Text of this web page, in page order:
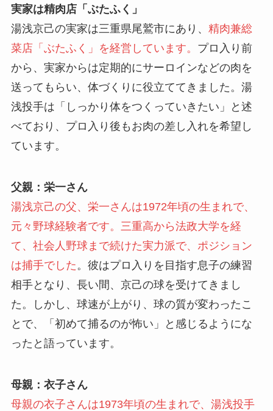
実家は精肉店「ぶたふく」
湯浅京己の実家は三重県尾鷲市にあり、 精肉兼総
菜店「ぶたふく」を経営しています。 プロ入り前
から、実家からは定期的にサーロインなどの肉を
送ってもらい、体づくりに役立ててきました。湯
浅投手は「しっかり体をつくっていきたい」と述
べており、プロ入り後もお肉の差し入れを希望し
ています。
父親：栄一さん
湯浅京己の父、栄一さんは1972年頃の生まれで、
元々野球経験者です。三重高から法政大学を経
て、社会人野球まで続けた実力派で、ポジション
は捕手でした 。彼はプロ入りを目指す息子の練習
相手となり、長い間、京己の球を受けてきまし
た。しかし、球速が上がり、球の質が変わったこ
とで、「初めて捕るのが怖い」と感じるようにな
ったと語っています。
母親：衣子さん
母親の衣子さんは1973年頃の生まれで、湯浅投手